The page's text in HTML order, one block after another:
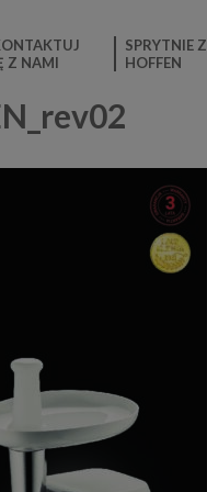
Z NAMI
SPRYTNIE Z
HOFFEN